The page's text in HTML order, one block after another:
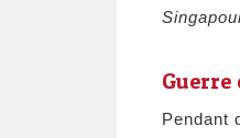
Guerre
Pendant